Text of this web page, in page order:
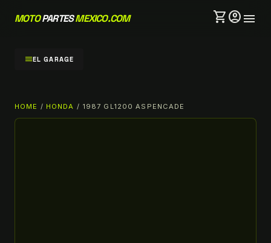
MOTOPARTESMEXICO.COM shopping_cartaccount_circlemenu
menuEL GARAGE
HOME / HONDA / 1987 GL1200 ASPENCADE